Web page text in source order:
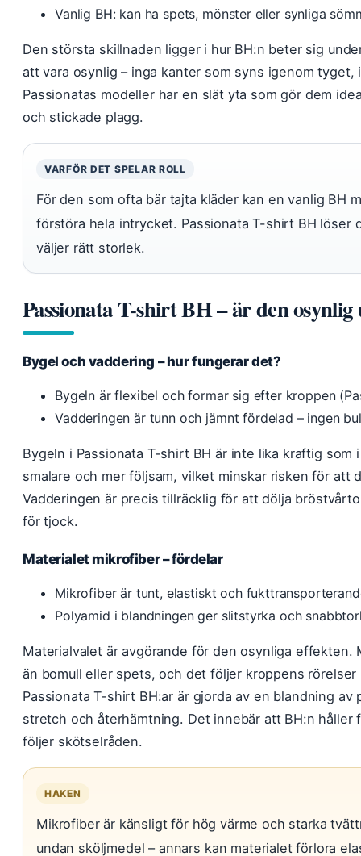
Vanlig BH: kan ha spets, mönster eller synliga
Den största skillnaden ligger i hur BH:n beter sig
att vara osynlig – inga kanter som syns igenom tyget,
Passionatas modeller har en slät yta som gör dem
och stickade plagg.
VARFÖR DET SPELAR ROLL
För den som ofta bär tajta kläder kan en vanlig BH
förstöra hela intrycket. Passionata T-shirt BH löser
väljer rätt storlek.
Passionata T-shirt BH – är den
Bygel och vaddering – hur fungerar det?
Bygeln är flexibel och formar sig efter kroppen
Vadderingen är tunn och jämnt fördelad – ingen
Bygeln i Passionata T-shirt BH är inte lika kraftig
smalare och mer följsam, vilket minskar risken för att
Vadderingen är precis tillräcklig för att dölja
för tjock.
Materialet mikrofiber – fördelar
Mikrofiber är tunt, elastiskt och
Polyamid i blandningen ger slitstyrka och
Materialvalet är avgörande för den osynliga effekten.
än bomull eller spets, och det följer kroppens
Passionata T-shirt BH:ar är gjorda av en blandning
stretch och återhämtning. Det innebär att BH:n
följer skötselråden.
HAKEN
Mikrofiber är känsligt för hög värme och starka
undan sköljmedel – annars kan materialet förlora